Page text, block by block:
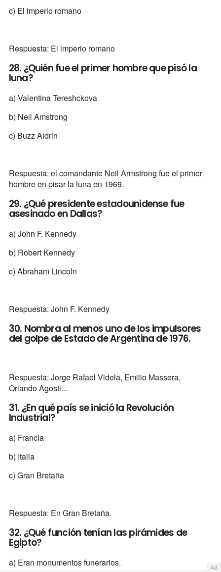
c) El imperio romano
Respuesta: El imperio romano
28. ¿Quién fue el primer hombre que pisó la
luna?
a) Valentina Tereshckova
b) Neil Amstrong
c) Buzz Aldrin
Respuesta: el comandante Neil Armstrong fue el primer
hombre en pisar la luna en 1969.
29. ¿Qué presidente estadounidense fue
asesinado en Dallas?
a) John F. Kennedy
b) Robert Kennedy
c) Abraham Lincoln
Respuesta: John F. Kennedy
30. Nombra al menos uno de los impulsores
del golpe de Estado de Argentina de 1976.
Respuesta: Jorge Rafael Videla, Emilio Massera,
Orlando Agosti...
31. ¿En qué país se inició la Revolución
Industrial?
a) Francia
b) Italia
c) Gran Bretaña
Respuesta: En Gran Bretaña.
32. ¿Qué función tenían las pirámides de
Egipto?
a) Eran monumentos funerarios. Ad